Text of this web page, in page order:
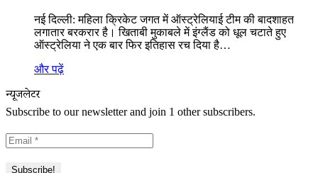
नई दिल्ली: महिला क्रिकेट जगत में ऑस्ट्रेलियाई टीम की बादशाहत
लगातार बरकरार है। खिताबी मुकाबले में इंग्लैंड को धूल चटाते हुए
ऑस्ट्रेलिया ने एक बार फिर इतिहास रच दिया है…
और पढ़ें
न्यूजलेटर
Subscribe to our newsletter and join 1 other subscribers.